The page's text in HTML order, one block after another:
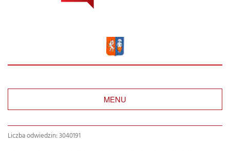
MENU
Liczba odwiedzin: 3040191